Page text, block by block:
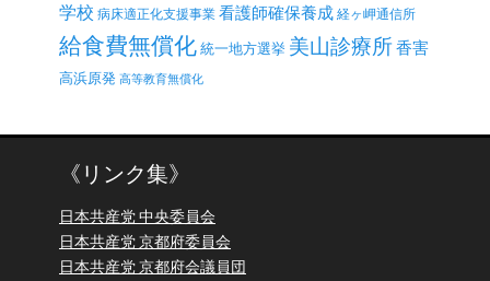
学校 病床適正化支援事業 看護師確保養成 経ヶ岬通信所
給食費無償化統一地方選挙 美山診療所香害
高浜原発 高等教育無償化
《リンク集》
日本共産党 中央委員会
日本共産党 京都府委員会
日本共産党 京都府会議員団